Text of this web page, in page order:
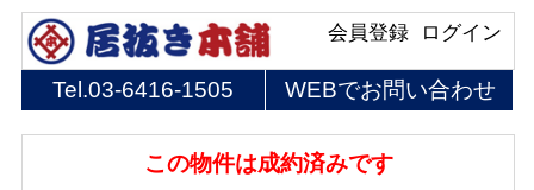
ログイン
会員登録
Tel.03-6416-1505 WEBでお問い合わせ
この物件は成約済みです